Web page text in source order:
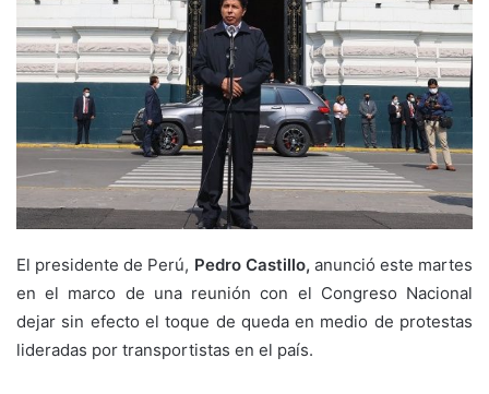
El presidente de Perú, Pedro Castillo, anunció este martes
en el marco de una reunión con el Congreso Nacional
dejar sin efecto el toque de queda en medio de protestas
lideradas por transportistas en el país.